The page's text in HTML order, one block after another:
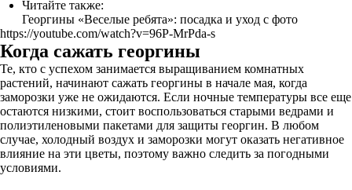
Читайте также:
Георгины «Веселые ребята»: посадка и уход с фото
https://youtube.com/watch?v=96P-MrPda-s
Когда сажать георгины
Те, кто с успехом занимается выращиванием комнатных
растений, начинают сажать георгины в начале мая, когда
заморозки уже не ожидаются. Если ночные температуры все еще
остаются низкими, стоит воспользоваться старыми ведрами и
полиэтиленовыми пакетами для защиты георгин. В любом
случае, холодный воздух и заморозки могут оказать негативное
влияние на эти цветы, поэтому важно следить за погодными
условиями.